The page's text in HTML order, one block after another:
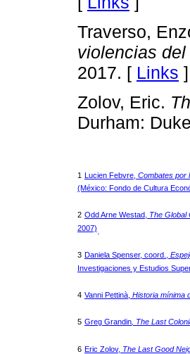
Traverso,
violencias
2017. [ Links ]
Zolov, Eric.
Durham:
1 Lucien Febvre, Combates por
(México: Fondo de Cultura
2 Odd Arne Westad, The Global
2007).
3 Daniela Spenser, coord.,
Investigaciones y Estudios
4 Vanni Pettinà, Historia mínima
5 Greg Grandin , The Last
6 Eric Zolov, The Last Good